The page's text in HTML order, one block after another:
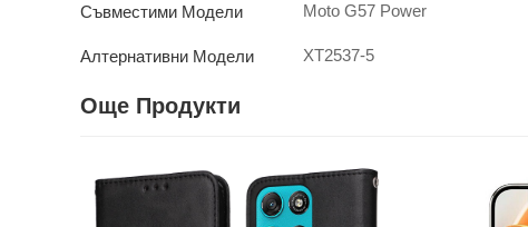
Съвместими Модели Moto G57 Power
Алтернативни Модели XT2537-5
Още Продукти